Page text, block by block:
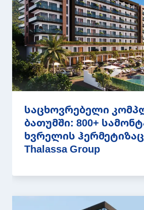
საცხოვრებელი
ბათუმში: 800+
ხვრელის
Thalassa Group